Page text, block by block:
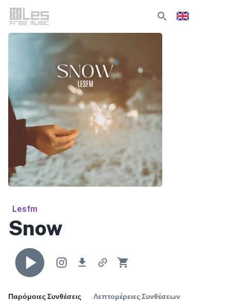
Lesfm
Snow
Παρόμοιες Συνθέσεις Λεπτομέρειες Συνθέσεων